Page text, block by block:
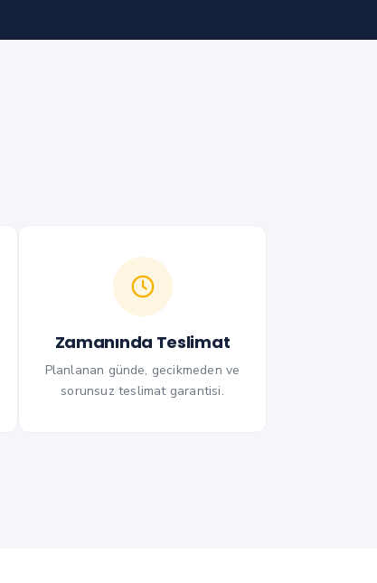
Zamanında Teslimat
Planlanan günde, gecikmeden ve
sorunsuz teslimat garantisi.